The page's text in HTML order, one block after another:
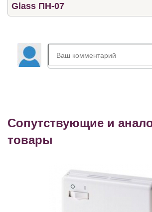
Glass ПН-07
Сопутствующие и
товары